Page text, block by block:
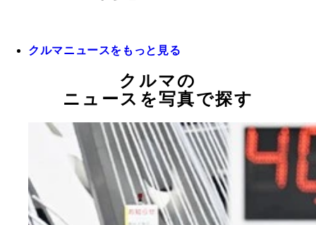
クルマニュースをもっと見る
クルマの
ニュースを写真で探す